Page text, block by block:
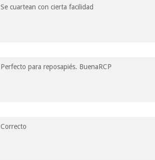
Se cuartean con cierta facilidad
Perfecto para reposapiés. BuenaRCP
Correcto